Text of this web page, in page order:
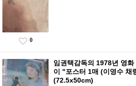
0
임권택감독의 1978년 영
이 "포스터 1매 (이영수 채
(72.5x50cm)